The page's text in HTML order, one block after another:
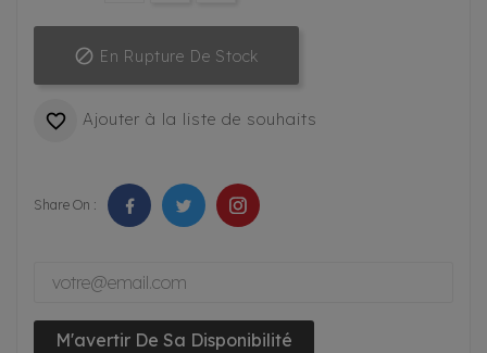
 En Rupture De Stock
 Ajouter à la liste de souhaits
Share On :
M'avertir De Sa Disponibilité